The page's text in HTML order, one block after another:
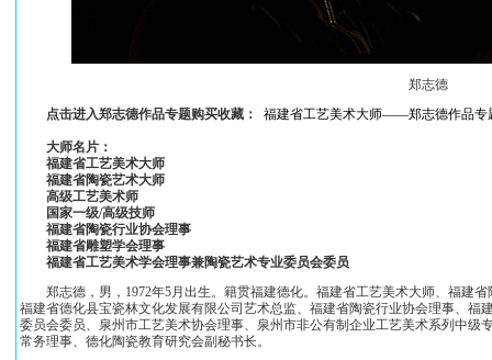
郑志德
点击进入郑志德作品专题购买收藏：
福建省工艺美术大师——郑志德作品专
大师名片：
福建省工艺美术大师
福建省陶瓷艺术大师
高级工艺美术师
国家一级/高级技师
福建省陶瓷行业协会理事
福建省雕塑学会理事
福建省工艺美术学会理事兼陶瓷艺术专业委员会委员
郑志德，男，1972年5月出生。籍贯福建德化。福建省工艺美术大师、福建省
福建省德化县宝瓷林文化发展有限公司艺术总监、福建省陶瓷行业协会理事、福
委员会委员、泉州市工艺美术协会理事、泉州市非公有制企业工艺美术系列中级
常务理事、德化陶瓷教育研究会副秘书长。